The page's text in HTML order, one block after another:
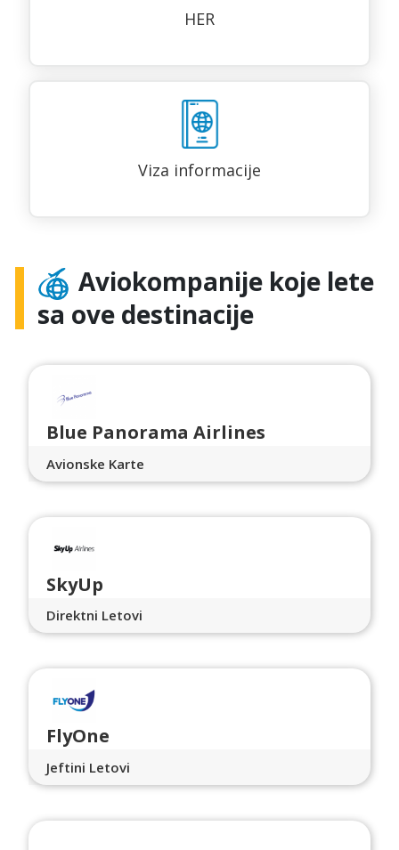
HER
Viza informacije
Aviokompanije koje lete
sa ove destinacije
Blue Panorama Airlines
Avionske Karte
SkyUp
Direktni Letovi
FlyOne
Jeftini Letovi